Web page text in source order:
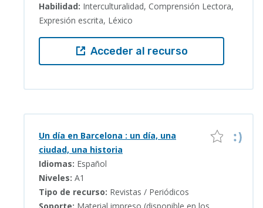
Habilidad: Interculturalidad, Comprensión Lectora,
Expresión escrita, Léxico
Acceder al recurso
Un día en Barcelona : un día, una
ciudad, una historia
Idiomas: Español
Niveles: A1
Tipo de recurso: Revistas / Periódicos